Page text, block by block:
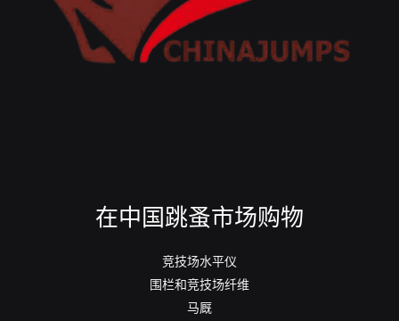
在中国跳蚤市场购物
竞技场水平仪
围栏和竞技场纤维
马厩